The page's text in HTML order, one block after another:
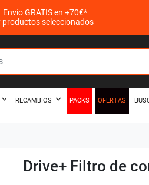
Envío GRATIS en +70€*
productos seleccionados
RECAMBIOS PACKS OFERTAS
Drive+ Filtro de